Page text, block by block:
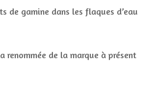
de gamine dans les flaques d’eau
renommée de la marque à présent